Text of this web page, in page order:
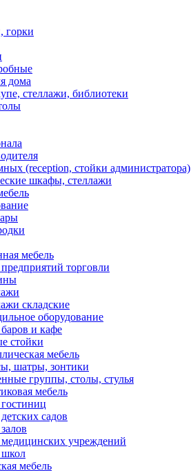
горки
дома
стеллажи, библиотеки
(reception, стойки администратора)
шкафы, стеллажи
мебель
торговли
складские
оборудование
и кафе
стойки
мебель
шатры, зонтики
группы, столы, стулья
мебель
садов
учреждений
школ
мебель